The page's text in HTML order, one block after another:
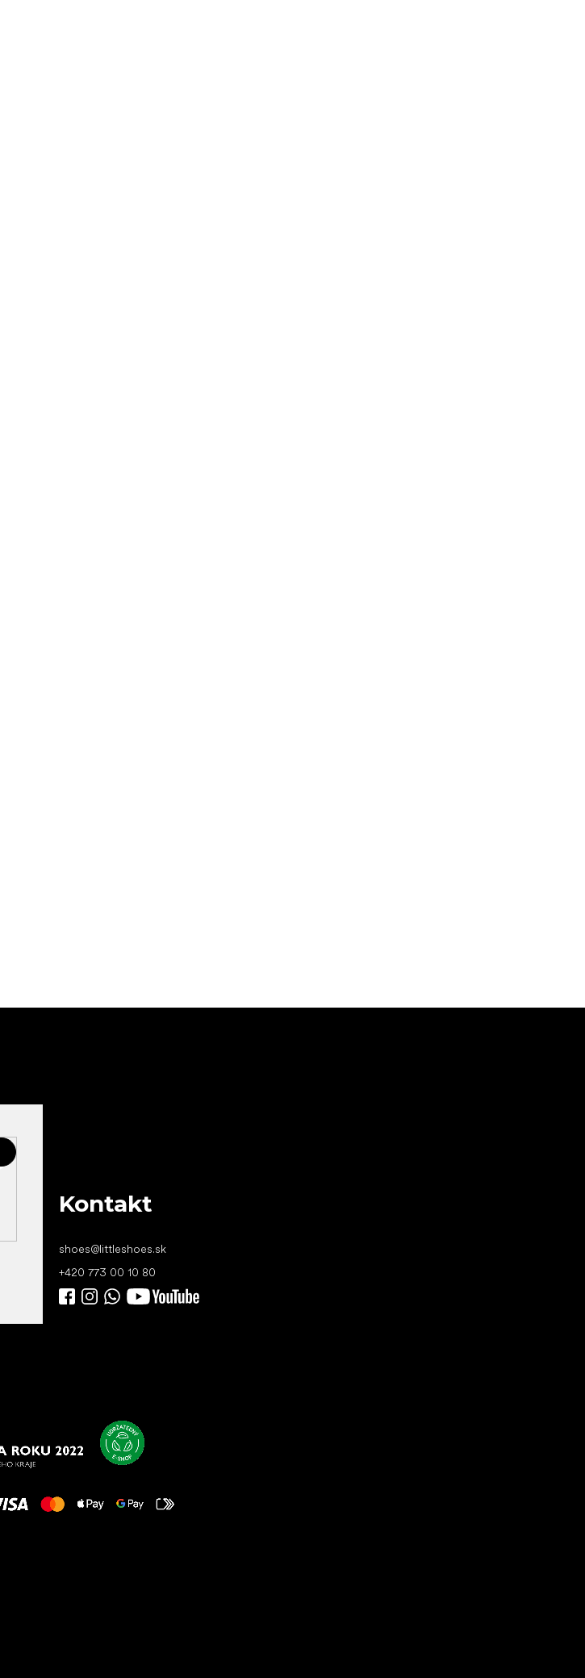
Kontakt
shoes@littleshoes.sk
+420 773 00 10 80